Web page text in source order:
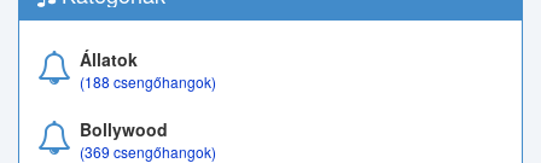
Állatok
(188 csengőhangok)
Bollywood
(369 csengőhangok)